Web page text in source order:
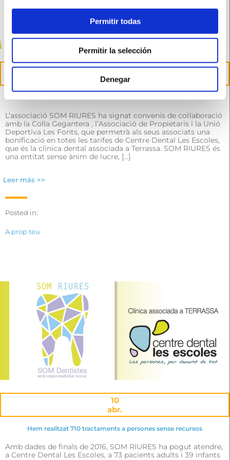
Permitir todas
Permitir la selección
Denegar
27
abr.
L’associació SOM RIURES ha signat convenis de col·laboració
amb la Colla Gegantera , l’Associació de Propietaris i la Unió
Deportiva Les Fonts, que permetrà als seus associats una
bonificació en totes les tarifes de Centre Dental Les Escoles,
que és la clínica dental associada a Terrassa. SOM RIURES és
una entitat sense ànim de lucre, […]
Leer más >>
Posted in:
A prop teu
10
abr.
Hem realitzat 710 tractaments a persones sense recursos
Amb dades de finals de 2016, SOM RIURES ha pogut atendre,
a Centre Dental Les Escoles, a 73 pacients adults i 39 infants